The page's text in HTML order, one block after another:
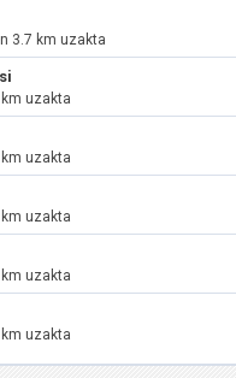
3.7 km uzakta
uzakta
uzakta
uzakta
uzakta
uzakta